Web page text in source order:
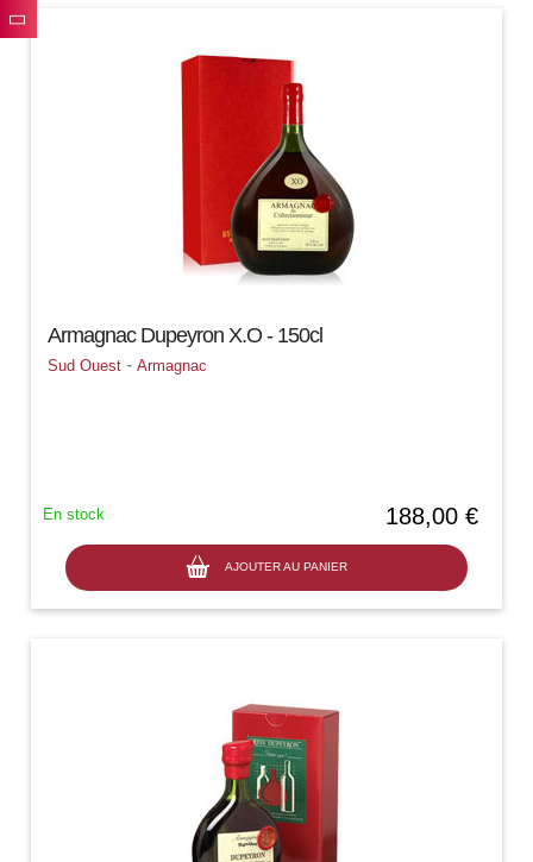
Armagnac Dupeyron X.O - 150cl
Sud Ouest -Armagnac
188,00 €
AJOUTER AU PANIER
En stock